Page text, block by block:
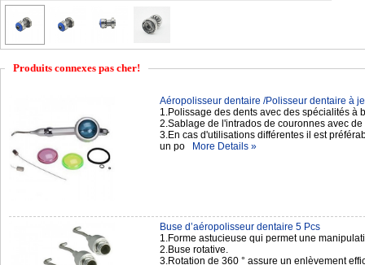
Produits connexes pas cher!
Aéropolisseur dentaire /Polisseur dentaire à
1.Polissage des dents avec des spécialités à
2.Sablage de l'intrados de couronnes avec
3.En cas d'utilisations différentes il est
un po
More Details »
Buse d’aéropolisseur dentaire 5 Pcs
1.Forme astucieuse qui permet une
2.Buse rotative.
3.Rotation de 360 ° assure un enlèvement